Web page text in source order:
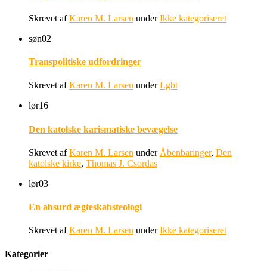
Skrevet afKaren M. Larsen underIkke kategoriseret
søn02
Transpolitiske udfordringer
Skrevet afKaren M. Larsen underLgbt
lør16
Den katolske karismatiske bevægelse
Skrevet afKaren M. Larsen under Åbenbaringer, Den
katolske kirke, Thomas J. Csordas
lør03
En absurd ægteskabsteologi
Skrevet afKaren M. Larsen underIkke kategoriseret
Kategorier